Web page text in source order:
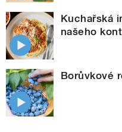
Kuchařská
našeho
Borůvkové